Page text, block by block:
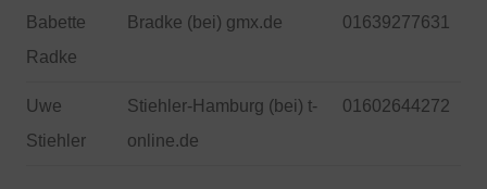
Babette
Radke
Bradke (bei) gmx.de 01639277631
Uwe
Stiehler
Stiehler-Hamburg (bei) t-
online.de
01602644272